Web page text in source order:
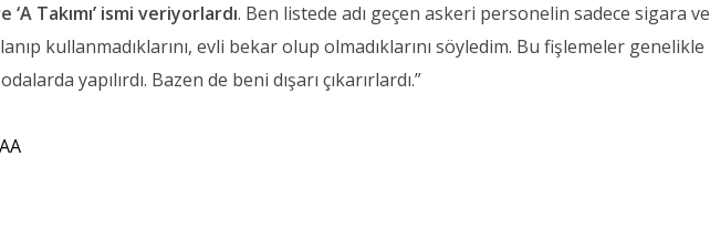
‘A Takımı’ ismi veriyorlardı. Ben listede adı geçen askeri personelin sadece sigara ve
kullanmadıklarını, evli bekar olup olmadıklarını söyledim. Bu fişlemeler genelikle
yapılırdı. Bazen de beni dışarı çıkarırlardı.”
AA